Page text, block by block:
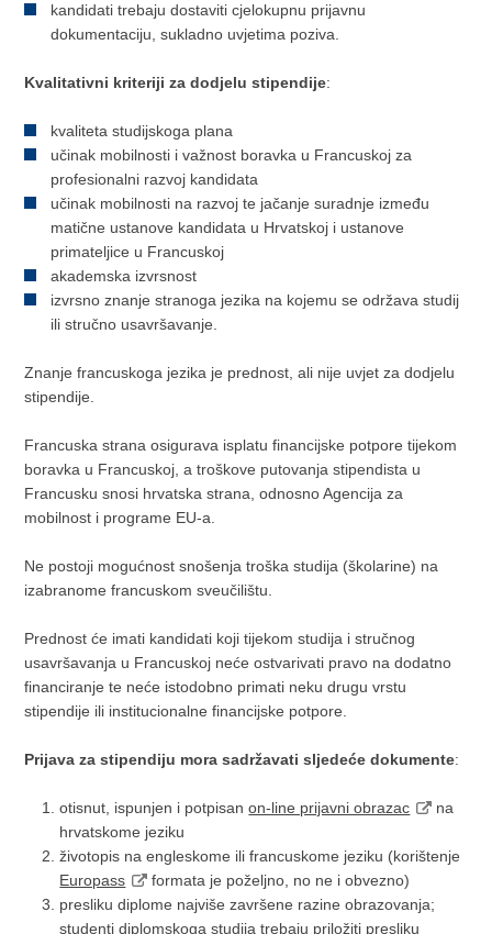
kandidati trebaju dostaviti cjelokupnu prijavnu
dokumentaciju, sukladno uvjetima poziva.
Kvalitativni kriteriji za dodjelu stipendije:
kvaliteta studijskoga plana
učinak mobilnosti i važnost boravka u Francuskoj za
profesionalni razvoj kandidata
učinak mobilnosti na razvoj te jačanje suradnje između
matične ustanove kandidata u Hrvatskoj i ustanove
primateljice u Francuskoj
akademska izvrsnost
izvrsno znanje stranoga jezika na kojemu se održava studij
ili stručno usavršavanje.
Znanje francuskoga jezika je prednost, ali nije uvjet za dodjelu
stipendije.
Francuska strana osigurava isplatu financijske potpore tijekom
boravka u Francuskoj, a troškove putovanja stipendista u
Francusku snosi hrvatska strana, odnosno Agencija za
mobilnost i programe EU-a.
Ne postoji mogućnost snošenja troška studija (školarine) na
izabranome francuskom sveučilištu.
Prednost će imati kandidati koji tijekom studija i stručnog
usavršavanja u Francuskoj neće ostvarivati pravo na dodatno
financiranje te neće istodobno primati neku drugu vrstu
stipendije ili institucionalne financijske potpore.
Prijava za stipendiju mora sadržavati sljedeće dokumente:
otisnut, ispunjen i potpisanon-line prijavni obrazac
na
hrvatskome jeziku
životopis na engleskome ili francuskome jeziku (korištenje
Europass
formata je poželjno, no ne i obvezno)
presliku diplome najviše završene razine obrazovanja;
studenti diplomskoga studija trebaju priložiti presliku